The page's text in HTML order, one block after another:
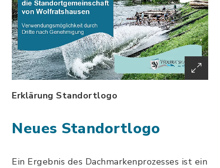
Erklärung Standortlogo
Neues Standortlogo
Ein Ergebnis des Dachmarkenprozesses ist ein